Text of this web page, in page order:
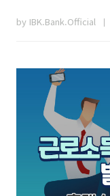
by IBK.Bank.Official